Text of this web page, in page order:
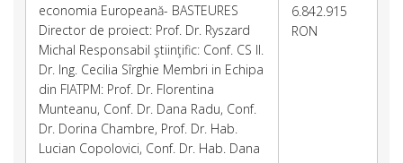
economia Europeană- BASTEURES
Director de proiect: Prof. Dr. Ryszard
Michal Responsabil ştiinţific: Conf. CS II.
Dr. Ing. Cecilia Sîrghie Membri in Echipa
din FIATPM: Prof. Dr. Florentina
Munteanu, Conf. Dr. Dana Radu, Conf.
Dr. Dorina Chambre, Prof. Dr. Hab.
Lucian Copolovici, Conf. Dr. Hab. Dana
6.842.915
RON